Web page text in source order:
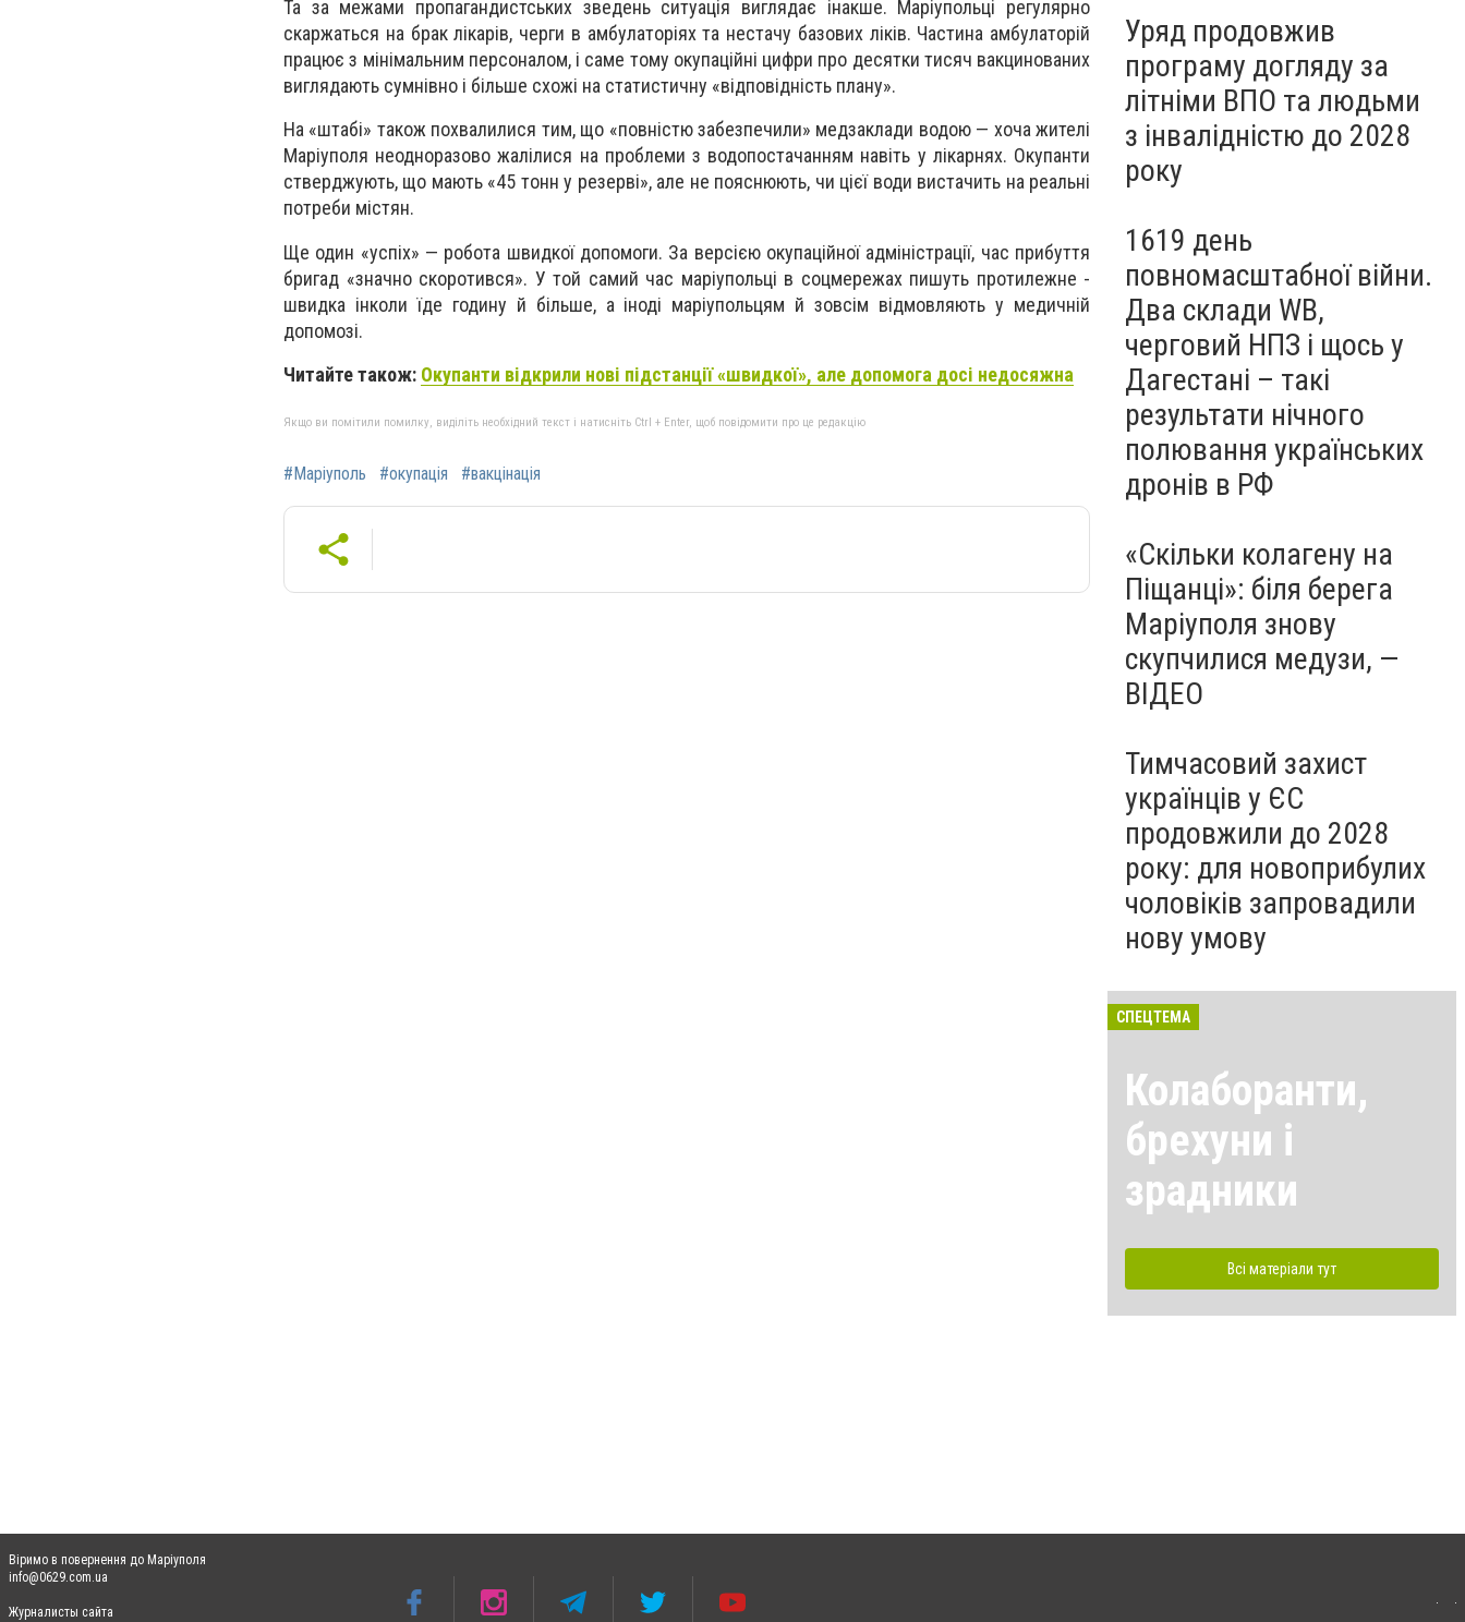
Та за межами пропагандистських зведень ситуація виглядає інакше. Маріупольці регулярно
скаржаться на брак лікарів, черги в амбулаторіях та нестачу базових ліків. Частина амбулаторій
працює з мінімальним персоналом, і саме тому окупаційні цифри про десятки тисяч вакцинованих
виглядають сумнівно і більше схожі на статистичну «відповідність плану».
На «штабі» також похвалилися тим, що «повністю забезпечили» медзаклади водою — хоча жителі
Маріуполя неодноразово жалілися на проблеми з водопостачанням навіть у лікарнях. Окупанти
стверджують, що мають «45 тонн у резерві», але не пояснюють, чи цієї води вистачить на реальні
потреби містян.
Ще один «успіх» — робота швидкої допомоги. За версією окупаційної адміністрації, час прибуття
бригад «значно скоротився». У той самий час маріупольці в соцмережах пишуть протилежне -
швидка інколи їде годину й більше, а іноді маріупольцям й зовсім відмовляють у медичній
допомозі.
Читайте також: Окупанти відкрили нові підстанції «швидкої», але допомога досі недосяжна
Якщо ви помітили помилку, виділіть необхідний текст і натисніть Ctrl + Enter, щоб повідомити про це редакцію
#Маріуполь #окупація #вакцінація
Уряд продовжив
програму догляду за
літніми ВПО та людьми
з інвалідністю до 2028
року
1619 день
повномасштабної війни.
Два склади WB,
черговий НПЗ і щось у
Дагестані – такі
результати нічного
полювання українських
дронів в РФ
«Скільки колагену на
Піщанці»: біля берега
Маріуполя знову
скупчилися медузи, —
ВІДЕО
Тимчасовий захист
українців у ЄС
продовжили до 2028
року: для новоприбулих
чоловіків запровадили
нову умову
СПЕЦТЕМА
Колаборанти,
брехуни і
зрадники
Всі матеріали тут
Віримо в повернення до Маріуполя
info@0629.com.ua
Журналисты сайта